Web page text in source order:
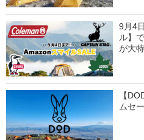
9月4
ル】
が大
【
ムセ